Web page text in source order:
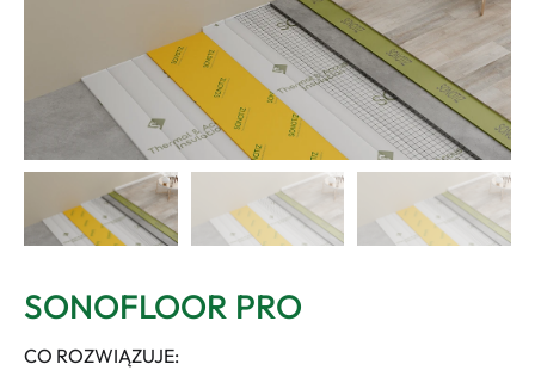
SONOFLOOR PRO
CO ROZWIĄZUJE: